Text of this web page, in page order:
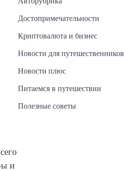
и
Достопримечательности
Криптовалюта и бизнес
Новости для путешественников
Новости плюс
Питаемся в путешествии
Полезные советы